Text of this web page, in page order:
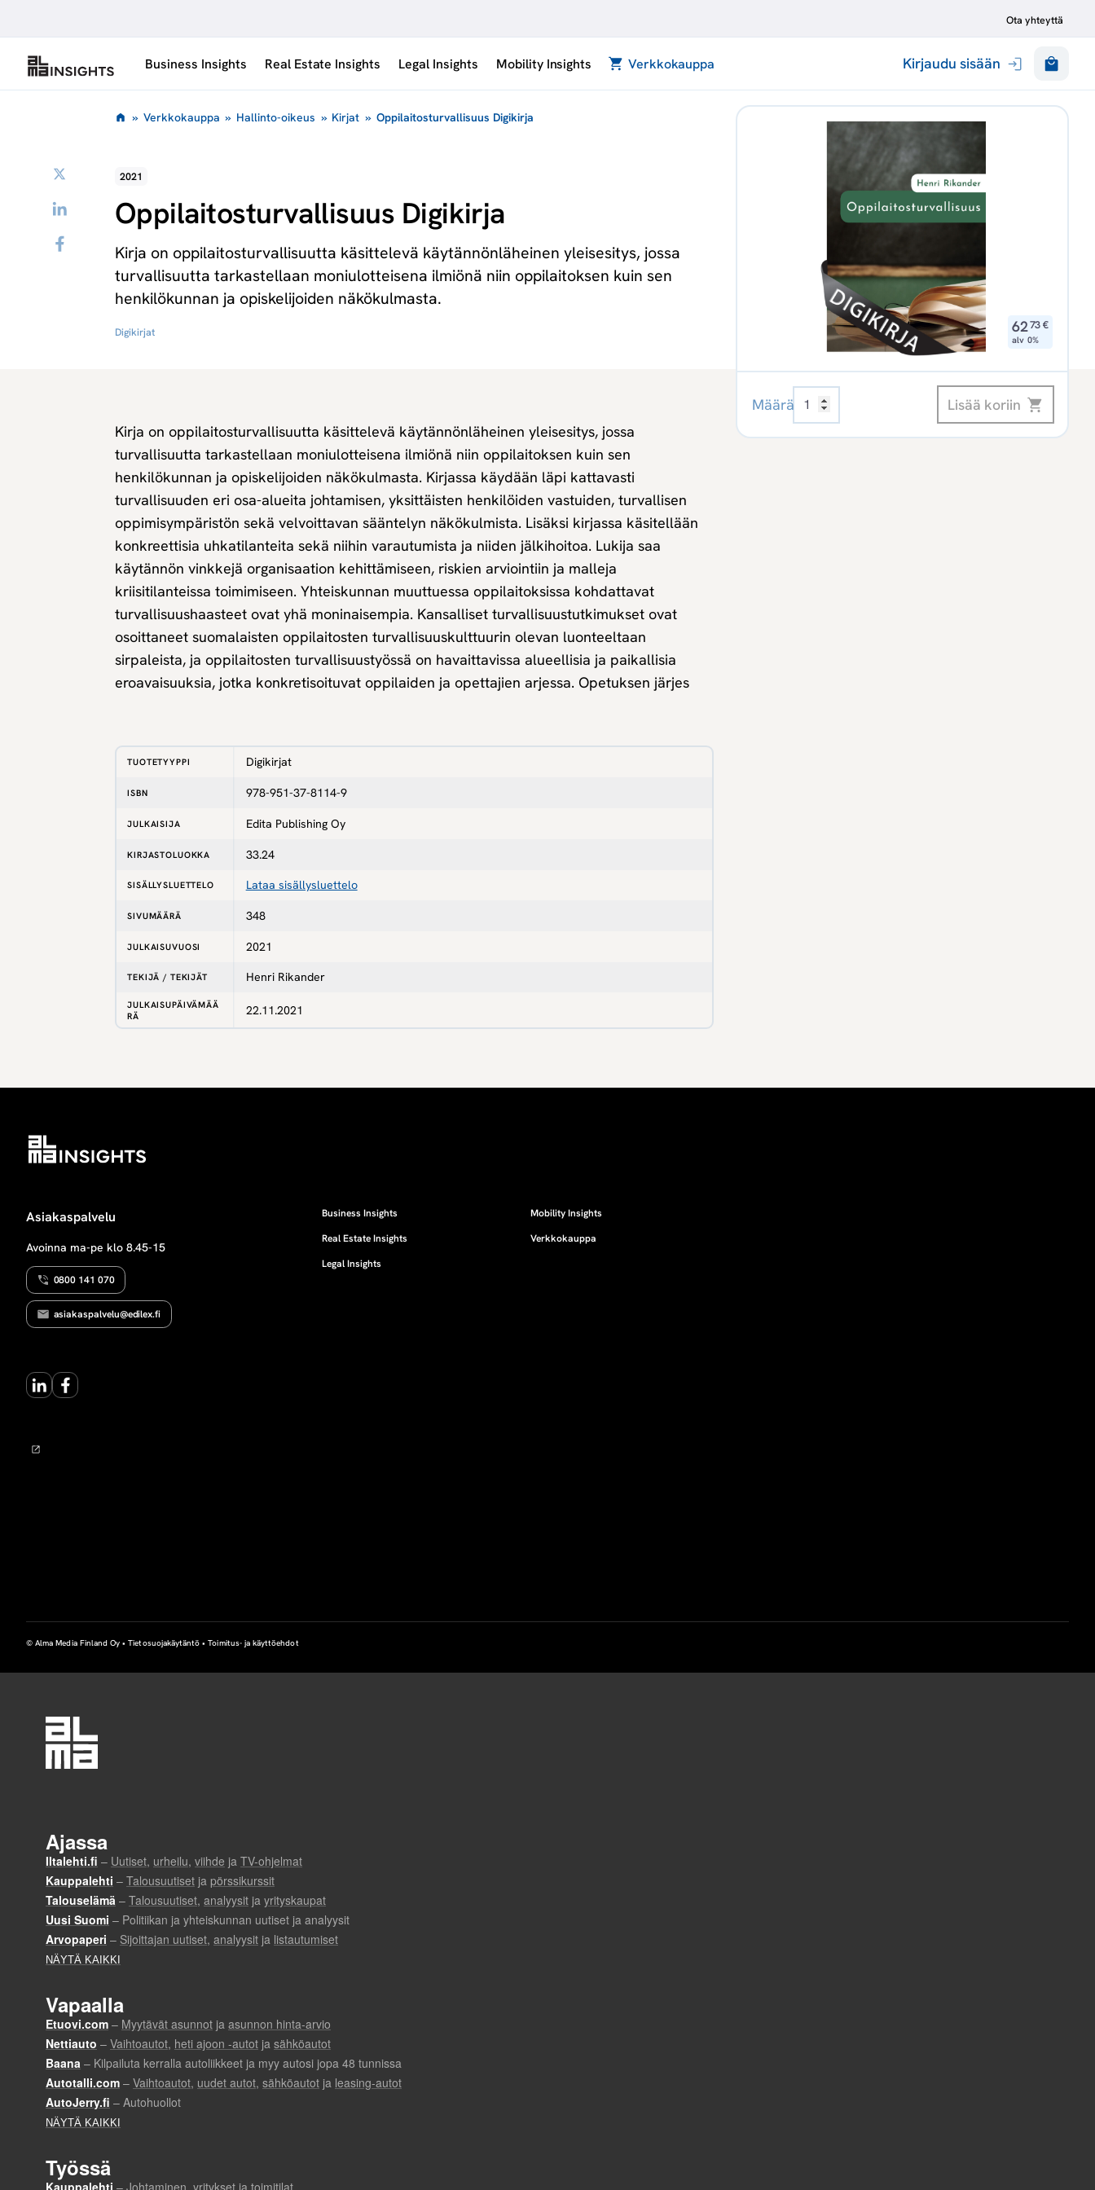
Ota yhteyttä
Business Insights Real Estate Insights Legal Insights Mobility Insights Verkkokauppa Kirjaudu sisään
LinkedIn
» Verkkokauppa » Hallinto-oikeus » Kirjat » Oppilaitosturvallisuus Digikirja
2021
Oppilaitosturvallisuus Digikirja
Kirja on oppilaitosturvallisuutta käsittelevä käytännönläheinen yleisesitys, jossa
turvallisuutta tarkastellaan moniulotteisena ilmiönä niin oppilaitoksen kuin sen
henkilökunnan ja opiskelijoiden näkökulmasta.
Digikirjat
Kirja on oppilaitosturvallisuutta käsittelevä käytännönläheinen yleisesitys, jossa
turvallisuutta tarkastellaan moniulotteisena ilmiönä niin oppilaitoksen kuin sen
henkilökunnan ja opiskelijoiden näkökulmasta. Kirjassa käydään läpi kattavasti
turvallisuuden eri osa-alueita johtamisen, yksittäisten henkilöiden vastuiden, turvallisen
oppimisympäristön sekä velvoittavan sääntelyn näkökulmista. Lisäksi kirjassa käsitellään
konkreettisia uhkatilanteita sekä niihin varautumista ja niiden jälkihoitoa. Lukija saa
käytännön vinkkejä organisaation kehittämiseen, riskien arviointiin ja malleja
kriisitilanteissa toimimiseen. Yhteiskunnan muuttuessa oppilaitoksissa kohdattavat
turvallisuushaasteet ovat yhä moninaisempia. Kansalliset turvallisuustutkimukset ovat
osoittaneet suomalaisten oppilaitosten turvallisuuskulttuurin olevan luonteeltaan
sirpaleista, ja oppilaitosten turvallisuustyössä on havaittavissa alueellisia ja paikallisia
eroavaisuuksia, jotka konkretisoituvat oppilaiden ja opettajien arjessa. Opetuksen järjes
TUOTETYYPPI Digikirjat
ISBN 978-951-37-8114-9
JULKAISIJA Edita Publishing Oy
KIRJASTOLUOKKA 33.24
SISÄLLYSLUETTELO Lataa sisällysluettelo
SIVUMÄÄRÄ 348
JULKAISUVUOSI 2021
TEKIJÄ / TEKIJÄT Henri Rikander
JULKAISUPÄIVÄMÄÄ
RÄ
22.11.2021
62,73€
alv 0%
Määrä Oppilaitosturvallisuus
määrä
Lisää koriin
Asiakaspalvelu
Avoinna ma-pe klo 8.45-15
0800 141 070
asiakaspalvelu@edilex.fi
Business Insights
Real Estate Insights
Legal Insights
Mobility Insights
Verkkokauppa
LinkedInFacebook
© Alma Media Finland Oy •Tietosuojakäytäntö •Toimitus- ja käyttöehdot